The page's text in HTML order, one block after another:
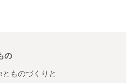
の
とものづくりと